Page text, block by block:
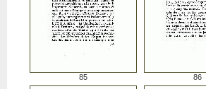
85 86